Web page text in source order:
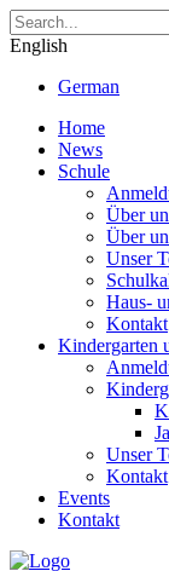
English
German
Home
News
Schule
Über
Über
Unser
Haus-
Kontakt
Kindergarten
Unser
Kontakt
Events
Kontakt